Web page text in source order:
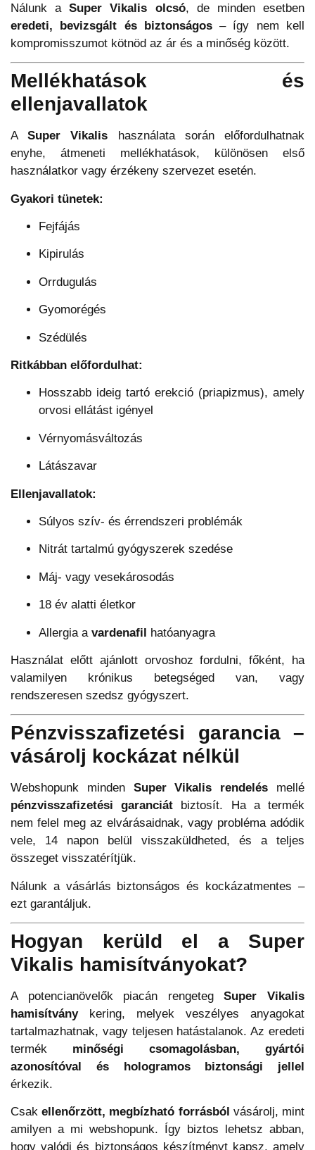
Nálunk aSuper Vikalis olcsó, de minden esetben
eredeti, bevizsgált és biztonságos– így nem kell
kompromisszumot kötnöd az ár és a minőség között.
Mellékhatások és
ellenjavallatok
ASuper Vikalis használata során előfordulhatnak
enyhe, átmeneti mellékhatások, különösen első
használatkor vagy érzékeny szervezet esetén.
Gyakori tünetek:
Fejfájás
Kipirulás
Orrdugulás
Gyomorégés
Szédülés
Ritkábban előfordulhat:
Hosszabb ideig tartó erekció (priapizmus), amely
orvosi ellátást igényel
Vérnyomásváltozás
Látászavar
Ellenjavallatok:
Súlyos szív- és érrendszeri problémák
Nitrát tartalmú gyógyszerek szedése
Máj- vagy vesekárosodás
18 év alatti életkor
Allergia a vardenafil hatóanyagra
Használat előtt ajánlott orvoshoz fordulni, főként, ha
valamilyen krónikus betegséged van, vagy
rendszeresen szedsz gyógyszert.
Pénzvisszafizetési garancia –
vásárolj kockázat nélkül
Webshopunk minden Super Vikalis rendelés mellé
pénzvisszafizetési garanciát biztosít. Ha a termék
nem felel meg az elvárásaidnak, vagy probléma adódik
vele, 14 napon belül visszaküldheted, és a teljes
összeget visszatérítjük.
Nálunk a vásárlás biztonságos és kockázatmentes –
ezt garantáljuk.
Hogyan kerüld el a Super
Vikalis hamisítványokat?
A potencianövelők piacán rengetegSuper Vikalis
hamisítványkering, melyek veszélyes anyagokat
tartalmazhatnak, vagy teljesen hatástalanok. Az eredeti
termék minőségi csomagolásban, gyártói
azonosítóval és hologramos biztonsági jellel
érkezik.
Csakellenőrzött, megbízható forrásból vásárolj, mint
amilyen a mi webshopunk. Így biztos lehetsz abban,
hogy valódi és biztonságos készítményt kapsz, amely